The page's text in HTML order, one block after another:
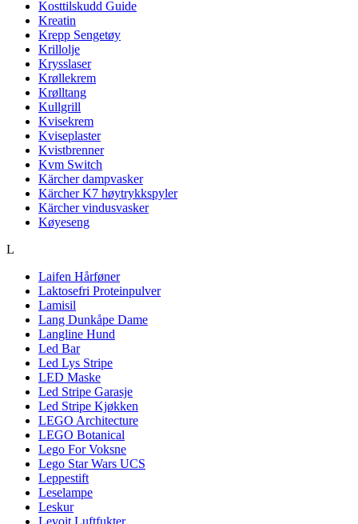
Kosttilskudd Guide
Kreatin
Krepp Sengetøy
Krillolje
Krysslaser
Krøllekrem
Krølltang
Kullgrill
Kvisekrem
Kviseplaster
Kvistbrenner
Kvm Switch
Kärcher dampvasker
Kärcher K7 høytrykkspyler
Kärcher vindusvasker
Køyeseng
L
Laifen Hårføner
Laktosefri Proteinpulver
Lamisil
Lang Dunkåpe Dame
Langline Hund
Led Bar
Led Lys Stripe
LED Maske
Led Stripe Garasje
Led Stripe Kjøkken
LEGO Architecture
LEGO Botanical
Lego For Voksne
Lego Star Wars UCS
Leppestift
Leselampe
Leskur
Levoit Luftfukter